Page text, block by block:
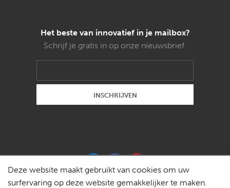
Het beste van innovatief in je mailbox?
Schrijf je gratis in op onze nieuwsbrief.
Deze website maakt gebruikt van cookies om uw
surfervaring op deze website gemakkelijker te maken.